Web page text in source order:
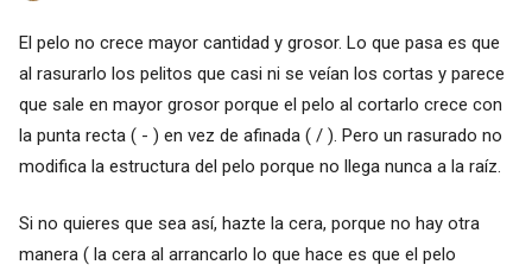
El pelo no crece mayor cantidad y grosor. Lo que pasa es que
al rasurarlo los pelitos que casi ni se veían los cortas y parece
que sale en mayor grosor porque el pelo al cortarlo crece con
la punta recta ( - ) en vez de afinada ( / ). Pero un rasurado no
modifica la estructura del pelo porque no llega nunca a la raíz.
Si no quieres que sea así, hazte la cera, porque no hay otra
manera ( la cera al arrancarlo lo que hace es que el pelo